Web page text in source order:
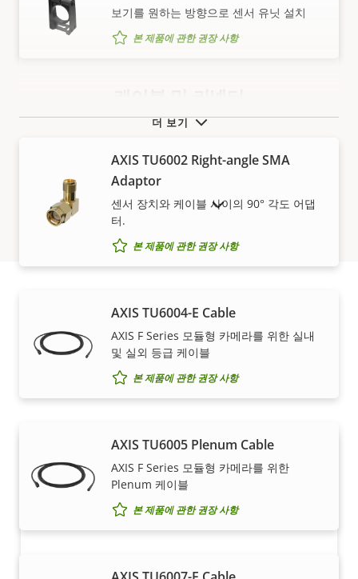
더 보기
보기를 원하는 방향으로 센서 유닛 설치
본 제품에 관한 권장 사항
AXIS TU6002 Right-angle SMA
Adaptor
센서 장치와 케이블 사이의 90° 각도 어댑
터.
본 제품에 관한 권장 사항
AXIS TU6004-E Cable
AXIS F Series 모듈형 카메라를 위한 실내
및 실외 등급 케이블
본 제품에 관한 권장 사항
AXIS TU6005 Plenum Cable
AXIS F Series 모듈형 카메라를 위한
Plenum 케이블
본 제품에 관한 권장 사항
단종 제품 표시
구입 방법
당사의 신뢰도 높은 파트너가 Axis 솔루션 및 개별 제품을
판매하고, 전문적으로 설치해 드립니다.